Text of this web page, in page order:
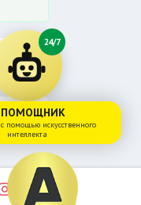
24/7
ПОМОЩНИК
помощью искусственного
интеллекта